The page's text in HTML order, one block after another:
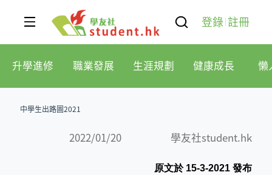
登錄 註冊
升學進修 職業發展 生涯規劃 健康成長 懶
中學生出路圖2021
2022/01/20 學友社student.hk
原文於 15-3-2021 發布